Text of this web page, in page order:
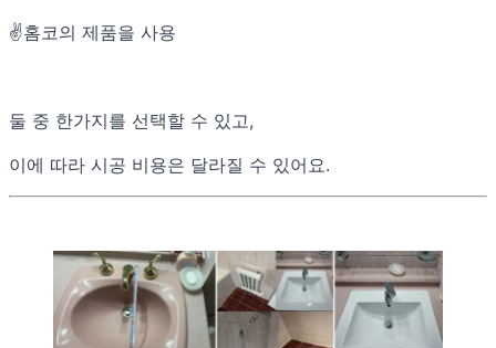
✌️홈코의 제품을 사용
둘 중 한가지를 선택할 수 있고,
이에 따라 시공 비용은 달라질 수 있어요.